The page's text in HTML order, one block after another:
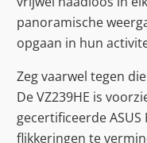
panoramische
opgaan in hun
Zeg vaarwel tegen
De VZ239HE is
gecertificeerde
flikkeringen te